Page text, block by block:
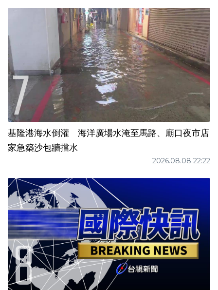
基隆港海水倒灌 海洋廣場水淹至馬路、廟口夜市店
家急築沙包牆擋水
2026.08.08 22:22